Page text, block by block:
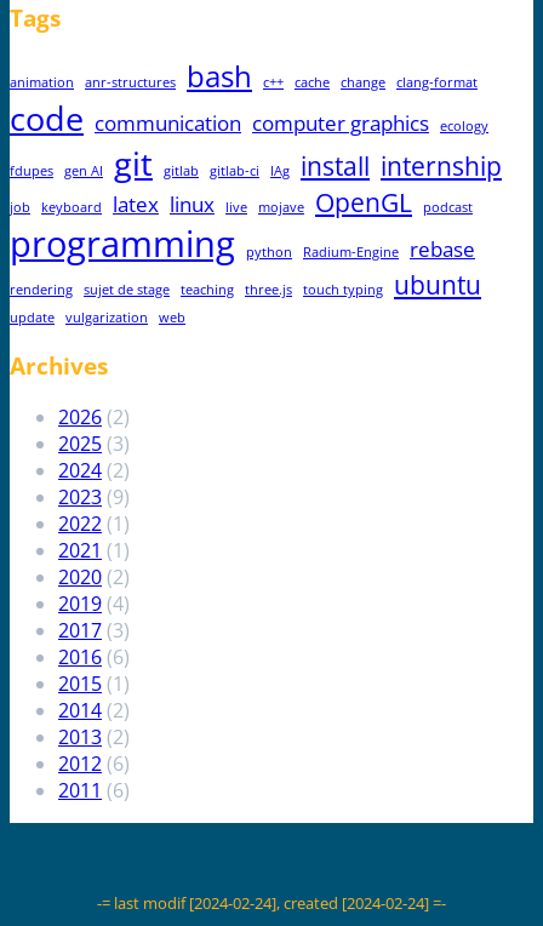
Tags
animation anr-structures bash c++ cache change clang-format
code communication computer graphics ecology
fdupes gen AI git gitlab gitlab-ci IAg install internship
job keyboard latex linux live mojave OpenGL podcast
programming python Radium-Engine rebase
rendering sujet de stage teaching three.js touch typing ubuntu
update vulgarization web
Archives
2026(2)
2025(3)
2024(2)
2023(9)
2022(1)
2021 (1)
2020(2)
2019(4)
2017(3)
2016(6)
2015(1)
2014(2)
2013(2)
2012(6)
2011 (6)
-= last modif [2024-02-24], created [2024-02-24] =-